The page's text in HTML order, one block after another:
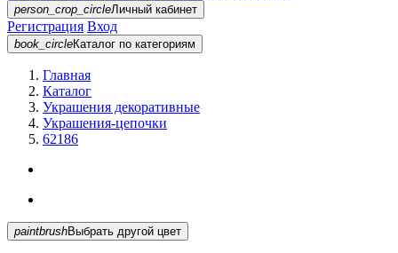
person_crop_circleЛичный кабинет
Регистрация Вход
book_circleКаталог по категориям
Главная
Каталог
Украшения декоративные
Украшения-цепочки
62186
paintbrush Выбрать другой цвет